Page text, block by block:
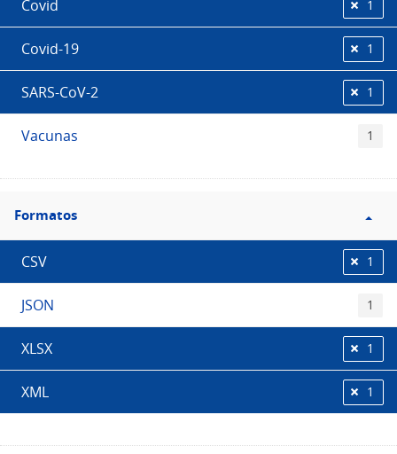
Covid 1
Covid-19 1
SARS-CoV-2 1
Vacunas 1
Filtro
Formatos
Formatos
CSV 1
JSON 1
XLSX 1
XML 1